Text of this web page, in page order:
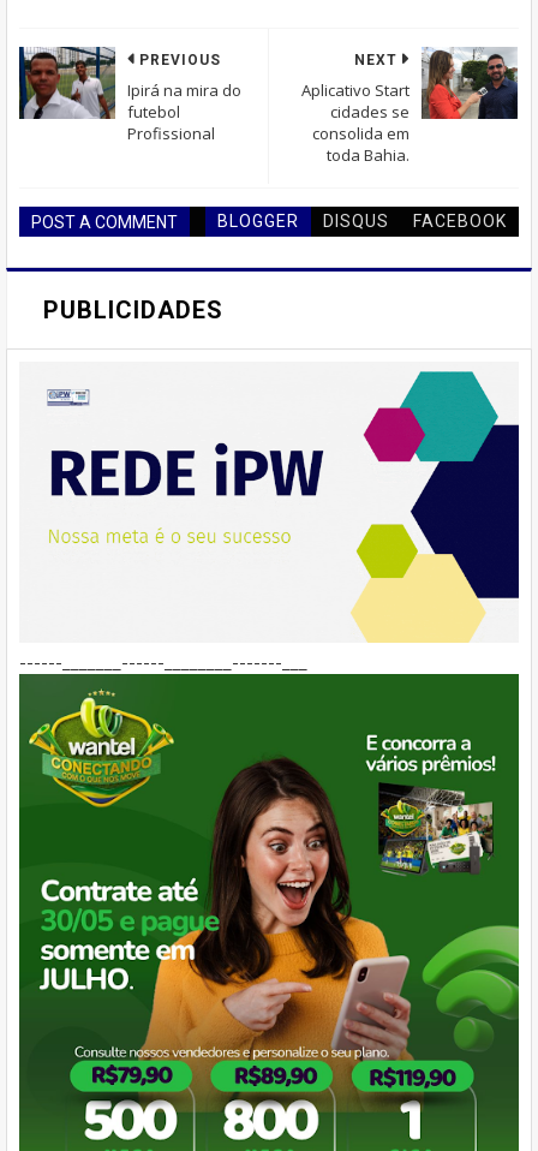
NEXT
Aplicativo Start
cidades se
consolida em
toda Bahia.
PREVIOUS
Ipirá na mira do
futebol
Profissional
POST A COMMENT BLOGGER DISQUS FACEBOOK
PUBLICIDADES
------_______------________-------___